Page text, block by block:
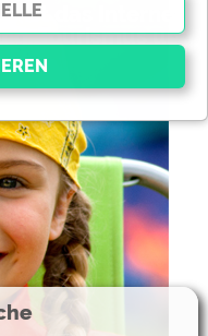
ist das Internet-
Tourismus und
der
.
policies.google.com/privacy